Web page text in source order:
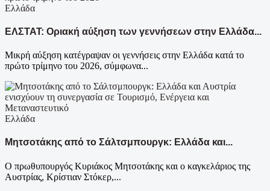
Ελλάδα
ΕΛΣΤΑΤ: Οριακή αύξηση των γεννήσεων στην Ελλάδα...
Μικρή αύξηση κατέγραψαν οι γεννήσεις στην Ελλάδα κατά το
πρώτο τρίμηνο του 2026, σύμφωνα...
Ελλάδα
Μητσοτάκης από το Σάλτσμπουργκ: Ελλάδα και...
Ο πρωθυπουργός Κυριάκος Μητσοτάκης και ο καγκελάριος της
Αυστρίας, Κρίστιαν Στόκερ,...